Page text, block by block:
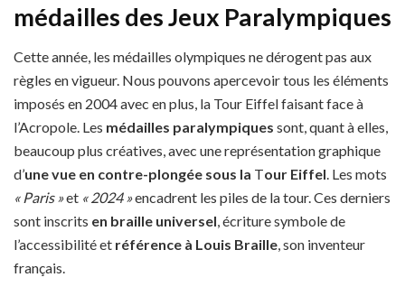
médailles des Jeux Paralympiques
Cette année, les médailles olympiques ne dérogent pas aux
règles en vigueur. Nous pouvons apercevoir tous les éléments
imposés en 2004 avec en plus, la Tour Eiffel faisant face à
l’Acropole. Les médailles paralympiques sont, quant à elles,
beaucoup plus créatives, avec une représentation graphique
d’unevue en contre-plongée sous la Tour Eiffel. Les mots
« Paris »et « 2024 »encadrent les piles de la tour. Ces derniers
sont inscrits en braille universel, écriture symbole de
l’accessibilité et référence à Louis Braille, son inventeur
français.